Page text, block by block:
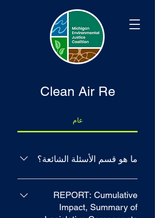
Clean Air Re
عام
ما هو قسم الأسئلة الشائعة؟
يمكن استخدام قسم الأسئلة الشائعة
للإجابة بسرعة على الأسئلة الشائعة
المتعلقة بك أو بعملك ، مثل "إلى أين
REPORT: Cumulative
Impact, Summary of